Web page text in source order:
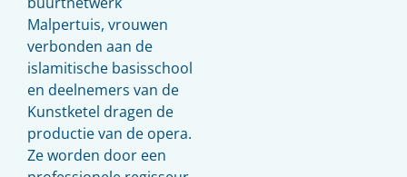
Malpertuis, vrouwen
verbonden aan de
islamitische basisschool
en deelnemers van de
Kunstketel dragen de
productie van de opera.
Ze worden door een